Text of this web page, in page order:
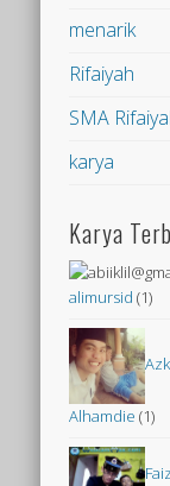
menarik
Rifaiyah
SMA
karya
Karya
alimursid (1)
Alhamdie (1)
Faiz